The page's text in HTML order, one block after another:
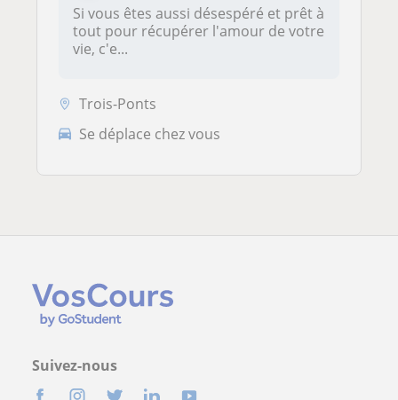
Si vous êtes aussi désespéré et prêt à
tout pour récupérer l'amour de votre
vie, c'e...
Trois-Ponts
Se déplace chez vous
Suivez-nous